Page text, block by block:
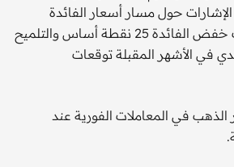
الإشارات حول مسار أسعار الفائدة
الأمريكية بعدما لم يلب خفض الفائدة 25 نقطة أساس والتلميح
في الأشهر المقبلة توقعات
الذهب في المعاملات الفورية عند